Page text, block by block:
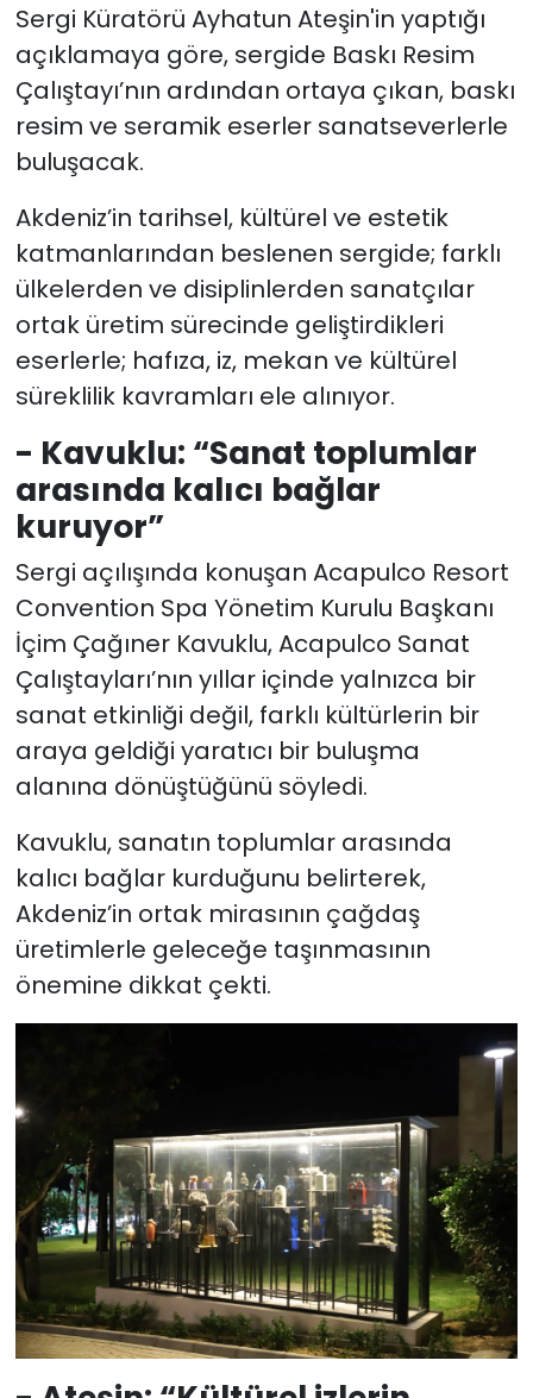
Sergi Küratörü Ayhatun Ateşin'in yaptığı
açıklamaya göre, sergide Baskı Resim
Çalıştayı’nın ardından ortaya çıkan, baskı
resim ve seramik eserler sanatseverlerle
buluşacak.
Akdeniz’in tarihsel, kültürel ve estetik
katmanlarından beslenen sergide; farklı
ülkelerden ve disiplinlerden sanatçılar
ortak üretim sürecinde geliştirdikleri
eserlerle; hafıza, iz, mekan ve kültürel
süreklilik kavramları ele alınıyor.
- Kavuklu: “Sanat toplumlar
arasında kalıcı bağlar
kuruyor”
Sergi açılışında konuşan Acapulco Resort
Convention Spa Yönetim Kurulu Başkanı
İçim Çağıner Kavuklu, Acapulco Sanat
Çalıştayları’nın yıllar içinde yalnızca bir
sanat etkinliği değil, farklı kültürlerin bir
araya geldiği yaratıcı bir buluşma
alanına dönüştüğünü söyledi.
Kavuklu, sanatın toplumlar arasında
kalıcı bağlar kurduğunu belirterek,
Akdeniz’in ortak mirasının çağdaş
üretimlerle geleceğe taşınmasının
önemine dikkat çekti.